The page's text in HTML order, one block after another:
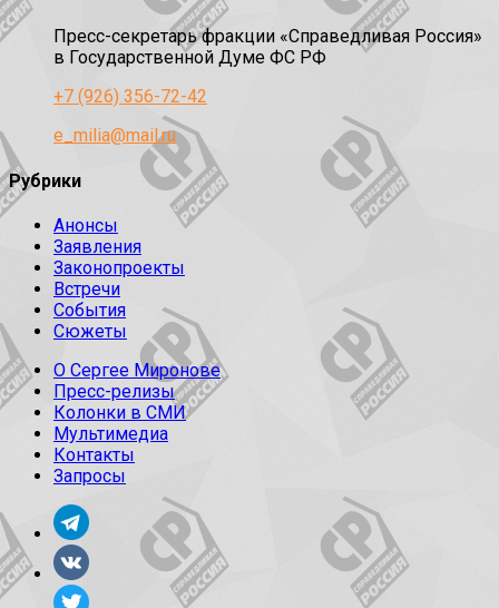
Пресс-секретарь фракции «Справедливая Россия»
в Государственной Думе ФС РФ
+7 (926) 356-72-42
e_milia@mail.ru
Рубрики
Анонсы
Заявления
Законопроекты
Встречи
События
Сюжеты
О Сергее Миронове
Пресс-релизы
Колонки в СМИ
Мультимедиа
Контакты
Запросы